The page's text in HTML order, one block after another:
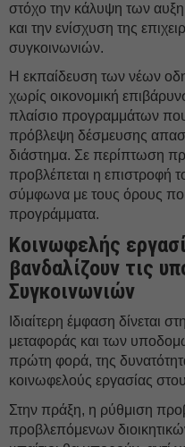
στόχο την κάλυψη των
και την ενίσχυση της
συγκοινωνιών.
Η εκπαίδευση των νέων
χωρίς οικονομική
πλαίσιο προγραμμάτων
πρόβλεψη δέσμευσης
διάστημα. Σε περίπτωση
προβλέπεται η επιστροφή
σύμφωνα με τους όρους
προγράμματα.
Κοινωφελής
βανδαλίζουν τις
Συγκοινωνιών
Ιδιαίτερη έμφαση δίνεται
μεταφοράς και των
πρώτη φορά, της
κοινωφελούς εργασίας
Στην πράξη, η ρύθμιση
προβλεπόμενων